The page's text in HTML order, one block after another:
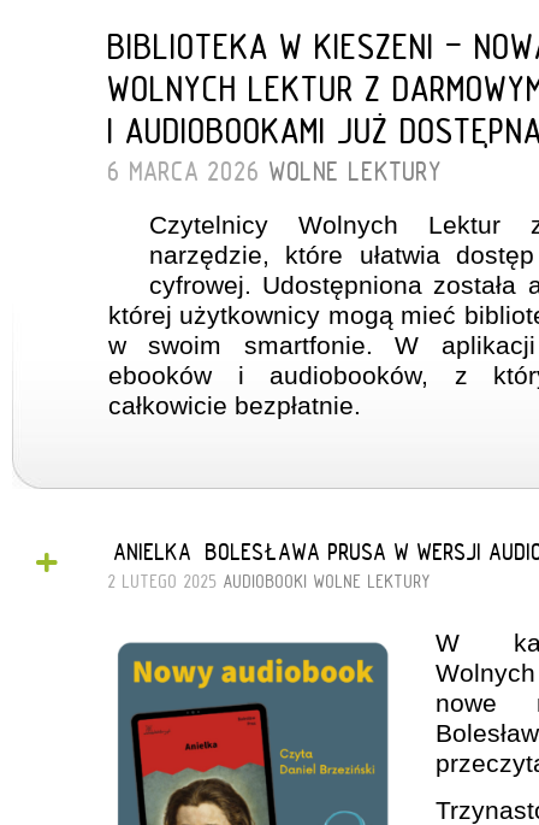
BIBLIOTEKA W KIESZENI -
WOLNYCH LEKTUR Z
I AUDIOBOOKAMI JUŻ
6 MARCA 2026 WOLNE LEKTURY
Czytelnicy Wolnych Lektur
narzędzie, które ułatwia
cyfrowej. Udostępniona została
której użytkownicy mogą mieć
w swoim smartfonie. W
ebooków i audiobooków, z
całkowicie bezpłatnie.
+ „ANIELKA” BOLESŁAWA PRUSA W WERSJI
2 LUTEGO 2025 AUDIOBOOKI WOLNE LEKTURY
W